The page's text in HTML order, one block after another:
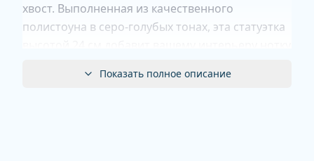
хвост. Выполненная из качественного
полистоуна в серо-голубых тонах, эта статуэтка
Особенности:
Показать полное описание